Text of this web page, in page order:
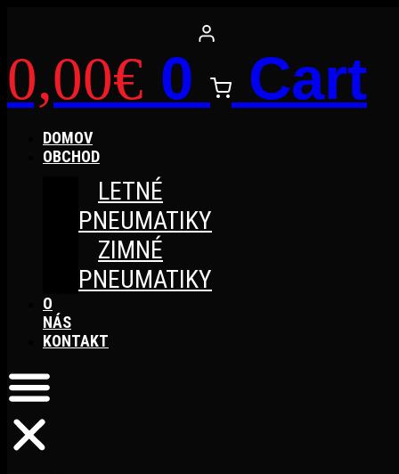
0,00€ 0 Cart
DOMOV
OBCHOD
LETNÉ
PNEUMATIKY
ZIMNÉ
PNEUMATIKY
O
NÁS
KONTAKT